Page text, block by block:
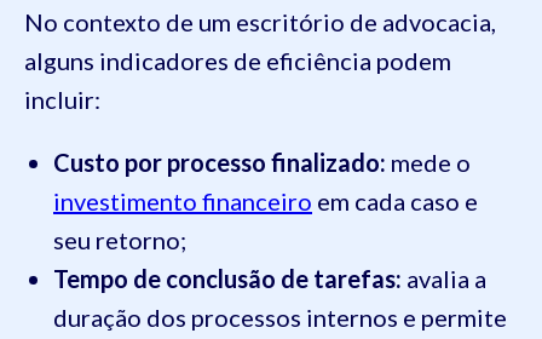
No contexto de um escritório de advocacia,
alguns indicadores de eficiência podem
incluir:
Custo por processo finalizado: mede o
investimento financeiro em cada caso e
seu retorno;
Tempo de conclusão de tarefas: avalia a
duração dos processos internos e permite